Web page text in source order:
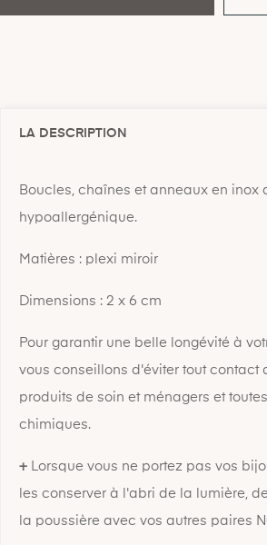
LA DESCRIPTION
Boucles, chaînes et anneaux en inox
hypoallergénique.
Matières : plexi miroir
Dimensions : 2 x 6 cm
Pour garantir une belle longévité à
vous conseillons d'éviter tout contact
produits de soin et ménagers et
chimiques.
+ Lorsque vous ne portez pas vos
les conserver à l'abri de la lumière,
la poussière avec vos autres paires